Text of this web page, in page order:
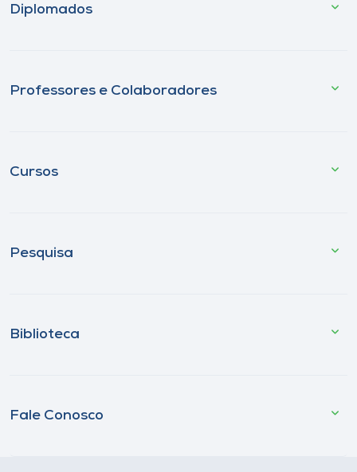
Diplomados
Professores e Colaboradores
Cursos
Pesquisa
Biblioteca
Fale Conosco